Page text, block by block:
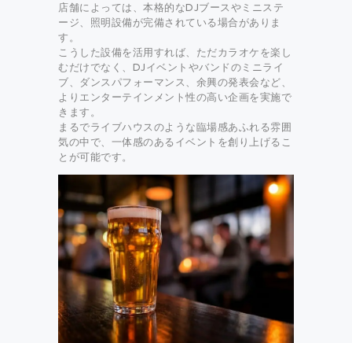
店舗によっては、本格的なDJブースやミニステ
ージ、照明設備が完備されている場合がありま
す。
こうした設備を活用すれば、ただカラオケを楽し
むだけでなく、DJイベントやバンドのミニライ
ブ、ダンスパフォーマンス、余興の発表会など、
よりエンターテインメント性の高い企画を実施で
きます。
まるでライブハウスのような臨場感あふれる雰囲
気の中で、一体感のあるイベントを創り上げるこ
とが可能です。